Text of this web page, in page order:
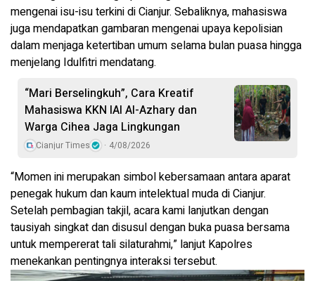
mengenai isu-isu terkini di Cianjur. Sebaliknya, mahasiswa
juga mendapatkan gambaran mengenai upaya kepolisian
dalam menjaga ketertiban umum selama bulan puasa hingga
menjelang Idulfitri mendatang.
“Mari Berselingkuh”, Cara Kreatif
Mahasiswa KKN IAI Al-Azhary dan
Warga Cihea Jaga Lingkungan
Cianjur Times 4/08/2026
“Momen ini merupakan simbol kebersamaan antara aparat
penegak hukum dan kaum intelektual muda di Cianjur.
Setelah pembagian takjil, acara kami lanjutkan dengan
tausiyah singkat dan disusul dengan buka puasa bersama
untuk mempererat tali silaturahmi,” lanjut Kapolres
menekankan pentingnya interaksi tersebut.